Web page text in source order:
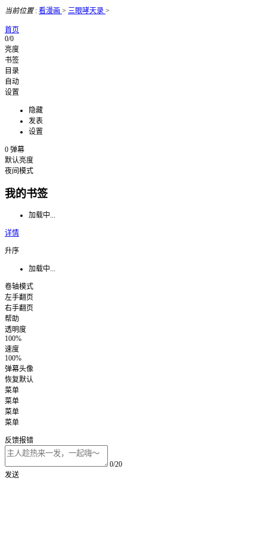
当前位置: 看漫画 > 三眼哮天录 >
首页
0/0
亮度
书签
目录
自动
设置
隐藏
发表
设置
0 弹幕
默认亮度
夜间模式
我的书签
加载中...
详情
升序
加载中...
卷轴模式
左手翻页
右手翻页
帮助
透明度
100%
速度
100%
弹幕头像
恢复默认
菜单
菜单
菜单
菜单
反馈报错
0/20
发送